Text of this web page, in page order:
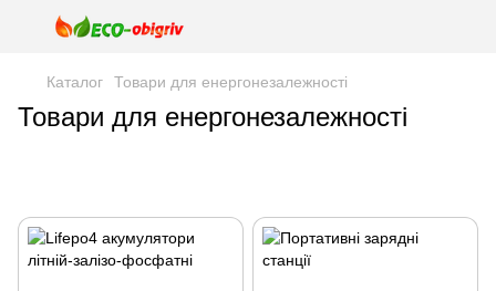
Каталог Товари для енергонезалежності
Товари для енергонезалежності